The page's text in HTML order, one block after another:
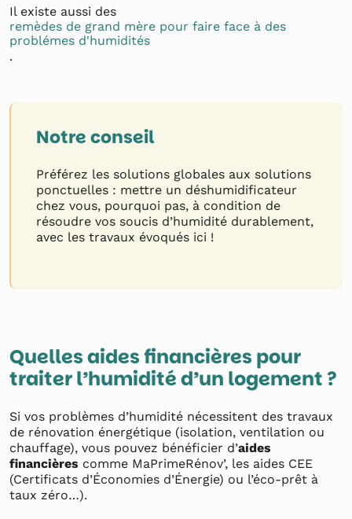
Il existe aussi des
remèdes de grand mère pour faire face à des
problémes d'humidités
.
Notre conseil
Préférez les solutions globales aux solutions
ponctuelles : mettre un déshumidificateur
chez vous, pourquoi pas, à condition de
résoudre vos soucis d’humidité durablement,
avec les travaux évoqués ici !
Quelles aides financières pour
traiter l’humidité d’un logement ?
Si vos problèmes d’humidité nécessitent des travaux
de rénovation énergétique (isolation, ventilation ou
chauffage), vous pouvez bénéficier d’aides
financières comme MaPrimeRénov’, les aides CEE
(Certificats d’Économies d’Énergie) ou l’éco-prêt à
taux zéro…).